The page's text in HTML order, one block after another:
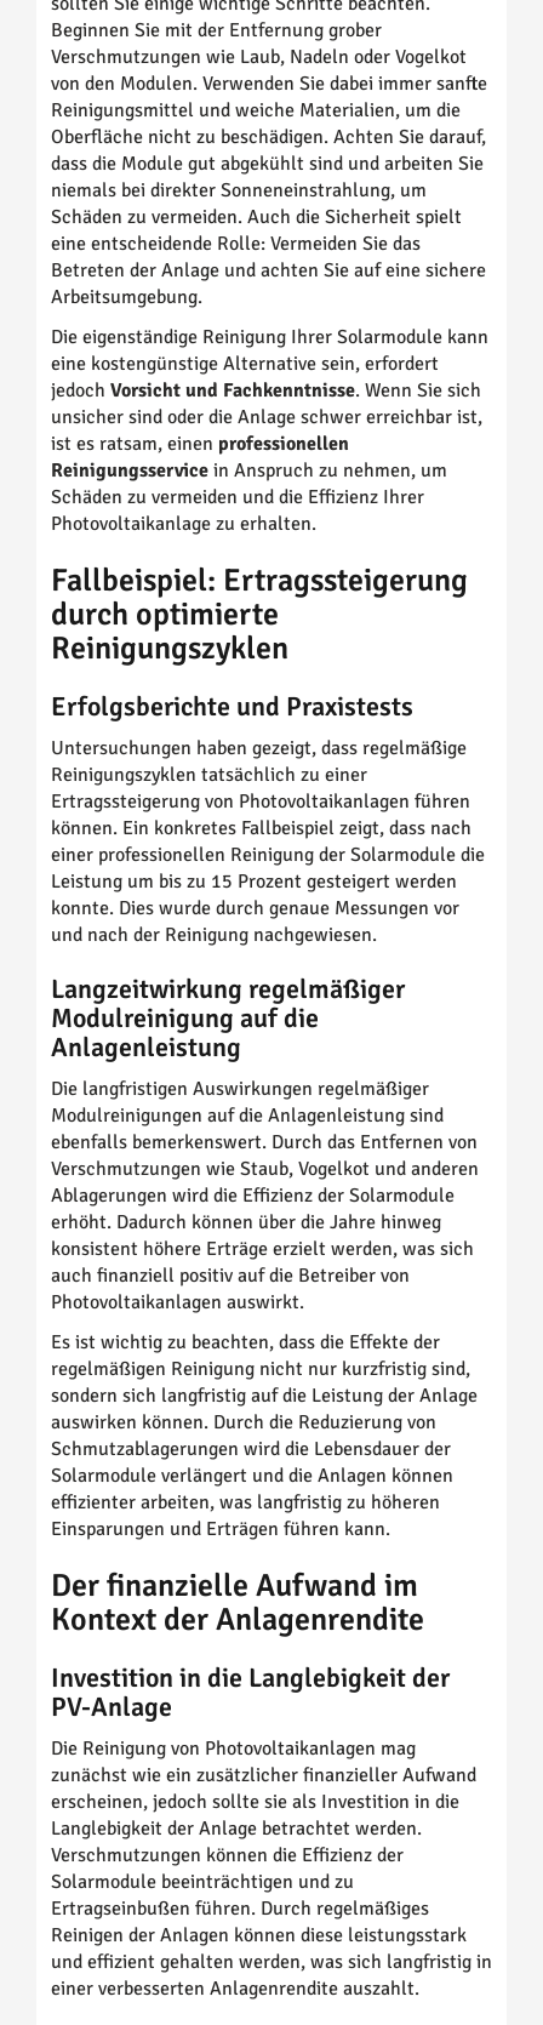
Beginnen Sie mit der Entfernung grober
Verschmutzungen wie Laub, Nadeln oder Vogelkot
von den Modulen. Verwenden Sie dabei immer sanfte
Reinigungsmittel und weiche Materialien, um die
Oberfläche nicht zu beschädigen. Achten Sie darauf,
dass die Module gut abgekühlt sind und arbeiten Sie
niemals bei direkter Sonneneinstrahlung, um
Schäden zu vermeiden. Auch die Sicherheit spielt
eine entscheidende Rolle: Vermeiden Sie das
Betreten der Anlage und achten Sie auf eine sichere
Arbeitsumgebung.
Die eigenständige Reinigung Ihrer Solarmodule kann
eine kostengünstige Alternative sein, erfordert
jedoch Vorsicht und Fachkenntnisse. Wenn Sie sich
unsicher sind oder die Anlage schwer erreichbar ist,
ist es ratsam, einen professionellen
Reinigungsservice in Anspruch zu nehmen, um
Schäden zu vermeiden und die Effizienz Ihrer
Photovoltaikanlage zu erhalten.
Fallbeispiel: Ertragssteigerung
durch optimierte
Reinigungszyklen
Erfolgsberichte und Praxistests
Untersuchungen haben gezeigt, dass regelmäßige
Reinigungszyklen tatsächlich zu einer
Ertragssteigerung von Photovoltaikanlagen führen
können. Ein konkretes Fallbeispiel zeigt, dass nach
einer professionellen Reinigung der Solarmodule die
Leistung um bis zu 15 Prozent gesteigert werden
konnte. Dies wurde durch genaue Messungen vor
und nach der Reinigung nachgewiesen.
Langzeitwirkung regelmäßiger
Modulreinigung auf die
Anlagenleistung
Die langfristigen Auswirkungen regelmäßiger
Modulreinigungen auf die Anlagenleistung sind
ebenfalls bemerkenswert. Durch das Entfernen von
Verschmutzungen wie Staub, Vogelkot und anderen
Ablagerungen wird die Effizienz der Solarmodule
erhöht. Dadurch können über die Jahre hinweg
konsistent höhere Erträge erzielt werden, was sich
auch finanziell positiv auf die Betreiber von
Photovoltaikanlagen auswirkt.
Es ist wichtig zu beachten, dass die Effekte der
regelmäßigen Reinigung nicht nur kurzfristig sind,
sondern sich langfristig auf die Leistung der Anlage
auswirken können. Durch die Reduzierung von
Schmutzablagerungen wird die Lebensdauer der
Solarmodule verlängert und die Anlagen können
effizienter arbeiten, was langfristig zu höheren
Einsparungen und Erträgen führen kann.
Der finanzielle Aufwand im
Kontext der Anlagenrendite
Investition in die Langlebigkeit der
PV-Anlage
Die Reinigung von Photovoltaikanlagen mag
zunächst wie ein zusätzlicher finanzieller Aufwand
erscheinen, jedoch sollte sie als Investition in die
Langlebigkeit der Anlage betrachtet werden.
Verschmutzungen können die Effizienz der
Solarmodule beeinträchtigen und zu
Ertragseinbußen führen. Durch regelmäßiges
Reinigen der Anlagen können diese leistungsstark
und effizient gehalten werden, was sich langfristig in
einer verbesserten Anlagenrendite auszahlt.